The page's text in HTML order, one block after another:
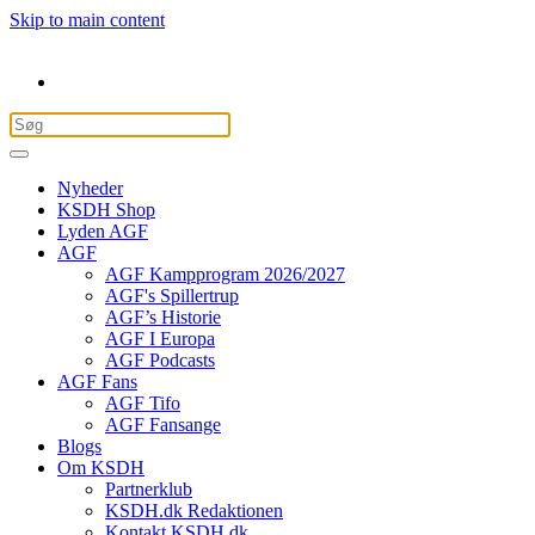
Skip to main content
Nyheder
KSDH Shop
Lyden AGF
AGF
AGF Kampprogram 2026/2027
AGF's Spillertrup
AGF’s Historie
AGF I Europa
AGF Podcasts
AGF Fans
AGF Tifo
AGF Fansange
Blogs
Om KSDH
Partnerklub
KSDH.dk Redaktionen